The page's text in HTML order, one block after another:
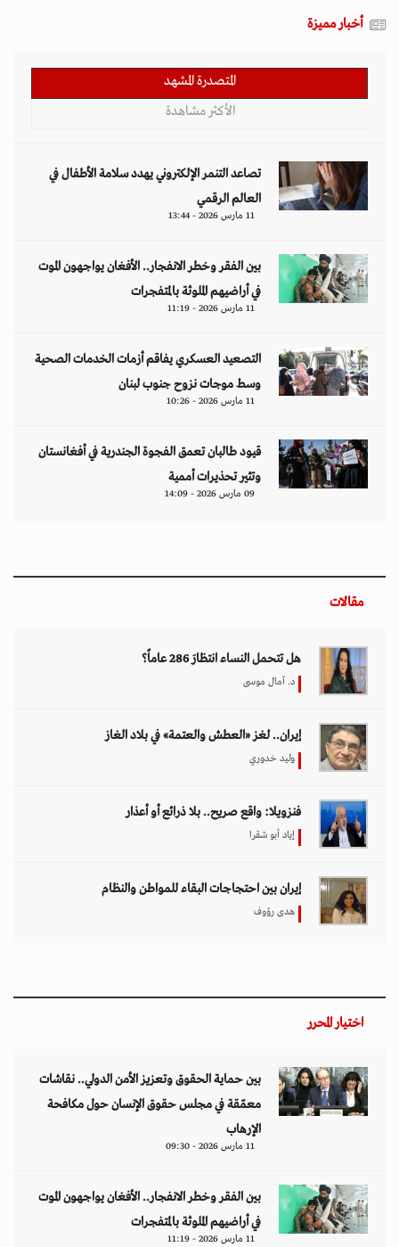
أخبار مميزة
المتصدرة المشهد
الأكثر مشاهدة
تصاعد التنمر الإلكتروني يهدد سلامة الأطفال في
العالم الرقمي
11 مارس 2026 - 13:44
بين الفقر وخطر الانفجار.. الأفغان يواجهون الموت
في أراضيهم الملوثة بالمتفجرات
11 مارس 2026 - 11:19
التصعيد العسكري يفاقم أزمات الخدمات الصحية
وسط موجات نزوح جنوب لبنان
11 مارس 2026 - 10:26
قيود طالبان تعمق الفجوة الجندرية في أفغانستان
وتثير تحذيرات أممية
09 مارس 2026 - 14:09
مقالات
هل تتحمل النساء انتظارَ 286 عاماً؟
د. آمال موسى
إيران.. لغز «العطش والعتمة» في بلاد الغاز
وليد خدوري
فنزويلا: واقع صريح.. بلا ذرائع أو أعذار
إياد أبو شقرا
إيران بين احتجاجات البقاء للمواطن والنظام
هدى رؤوف
اختيار المحرر
بين حماية الحقوق وتعزيز الأمن الدولي.. نقاشات
معمّقة في مجلس حقوق الإنسان حول مكافحة
الإرهاب
11 مارس 2026 - 09:30
بين الفقر وخطر الانفجار.. الأفغان يواجهون الموت
في أراضيهم الملوثة بالمتفجرات
11 مارس 2026 - 11:19